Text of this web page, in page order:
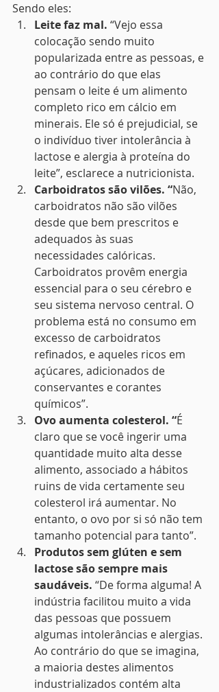
Sendo eles:
Leite faz mal. “Vejo essa
colocação sendo muito
popularizada entre as pessoas, e
ao contrário do que elas
pensam o leite é um alimento
completo rico em cálcio em
minerais. Ele só é prejudicial, se
o indivíduo tiver intolerância à
lactose e alergia à proteína do
leite”, esclarece a nutricionista.
Carboidratos são vilões. “Não,
carboidratos não são vilões
desde que bem prescritos e
adequados às suas
necessidades calóricas.
Carboidratos provêm energia
essencial para o seu cérebro e
seu sistema nervoso central. O
problema está no consumo em
excesso de carboidratos
refinados, e aqueles ricos em
açúcares, adicionados de
conservantes e corantes
químicos”.
Ovo aumenta colesterol. “É
claro que se você ingerir uma
quantidade muito alta desse
alimento, associado a hábitos
ruins de vida certamente seu
colesterol irá aumentar. No
entanto, o ovo por si só não tem
tamanho potencial para tanto”.
Produtos sem glúten e sem
lactose são sempre mais
saudáveis. “De forma alguma! A
indústria facilitou muito a vida
das pessoas que possuem
algumas intolerâncias e alergias.
Ao contrário do que se imagina,
a maioria destes alimentos
industrializados contém alta